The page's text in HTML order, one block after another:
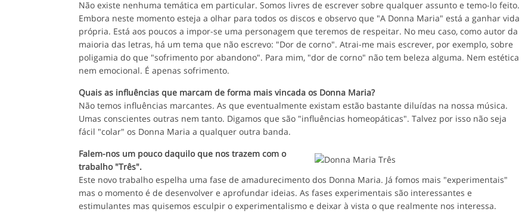
Não existe nenhuma temática em particular. Somos livres de escrever sobre qualquer assunto e temo-lo feito.
Embora neste momento esteja a olhar para todos os discos e observo que "A Donna Maria" está a ganhar vida
própria. Está aos poucos a impor-se uma personagem que teremos de respeitar. No meu caso, como autor da
maioria das letras, há um tema que não escrevo: "Dor de corno". Atrai-me mais escrever, por exemplo, sobre
poligamia do que "sofrimento por abandono". Para mim, "dor de corno" não tem beleza alguma. Nem estética
nem emocional. É apenas sofrimento.
Quais as influências que marcam de forma mais vincada os Donna Maria?
Não temos influências marcantes. As que eventualmente existam estão bastante diluídas na nossa música.
Umas conscientes outras nem tanto. Digamos que são "influências homeopáticas". Talvez por isso não seja
fácil "colar" os Donna Maria a qualquer outra banda.
Falem-nos um pouco daquilo que nos trazem com o
trabalho "Três".
Este novo trabalho espelha uma fase de amadurecimento dos Donna Maria. Já fomos mais "experimentais"
mas o momento é de desenvolver e aprofundar ideias. As fases experimentais são interessantes e
estimulantes mas quisemos esculpir o experimentalismo e deixar à vista o que realmente nos interessa.